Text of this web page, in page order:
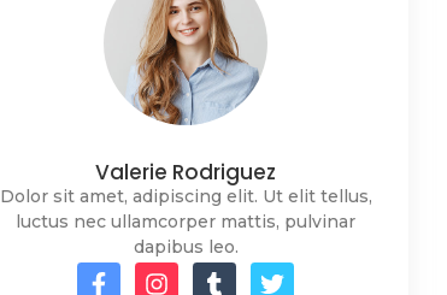
Valerie Rodriguez
Dolor sit amet, adipiscing elit. Ut elit tellus,
luctus nec ullamcorper mattis, pulvinar
dapibus leo.